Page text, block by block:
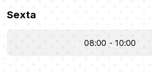
Sexta
08:00 - 10:00